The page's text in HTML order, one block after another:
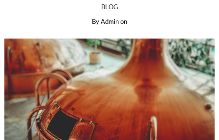
BLOG
By Admin on